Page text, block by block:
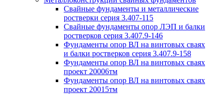
Свайные фундаменты и металлические
ростверки серия 3.407-115
Свайные фундаменты опор ЛЭП и балки
ростверков серия 3.407.9-146
Фундаменты опор ВЛ на винтовых сваях
и балки ростверков серия 3.407.9-158
Фундаменты опор ВЛ на винтовых сваях
проект 20006тм
Фундаменты опор ВЛ на винтовых сваях
проект 20015тм